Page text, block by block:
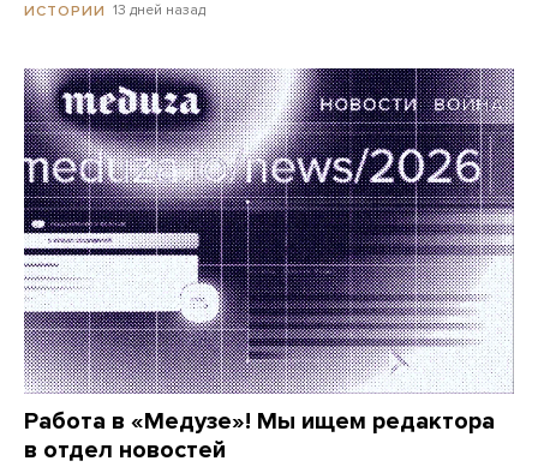
ИСТОРИИ 13 дней назад
Работа в «Медузе»! Мы ищем редактора
в отдел новостей